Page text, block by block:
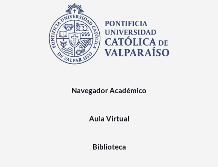
Navegador Académico
Aula Virtual
Biblioteca